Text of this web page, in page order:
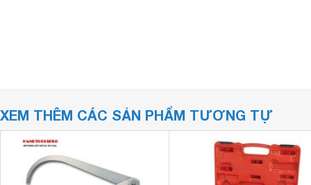
XEM THÊM CÁC SẢN PHẨM TƯƠNG TỰ